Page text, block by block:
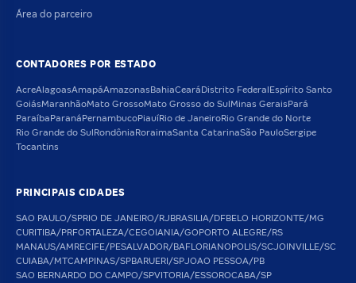
Área do parceiro
CONTADORES POR ESTADO
AcreAlagoasAmapáAmazonasBahiaCearáDistrito FederalEspírito Santo
GoiásMaranhãoMato GrossoMato Grosso do SulMinas GeraisPará
ParaíbaParanáPernambucoPiauíRio de JaneiroRio Grande do Norte
Rio Grande do SulRondôniaRoraimaSanta CatarinaSão PauloSergipe
Tocantins
PRINCIPAIS CIDADES
SAO PAULO/SPRIO DE JANEIRO/RJBRASILIA/DFBELO HORIZONTE/MG
CURITIBA/PRFORTALEZA/CEGOIANIA/GOPORTO ALEGRE/RS
MANAUS/AMRECIFE/PESALVADOR/BAFLORIANOPOLIS/SCJOINVILLE/SC
CUIABA/MTCAMPINAS/SPBARUERI/SPJOAO PESSOA/PB
SAO BERNARDO DO CAMPO/SPVITORIA/ESSOROCABA/SP